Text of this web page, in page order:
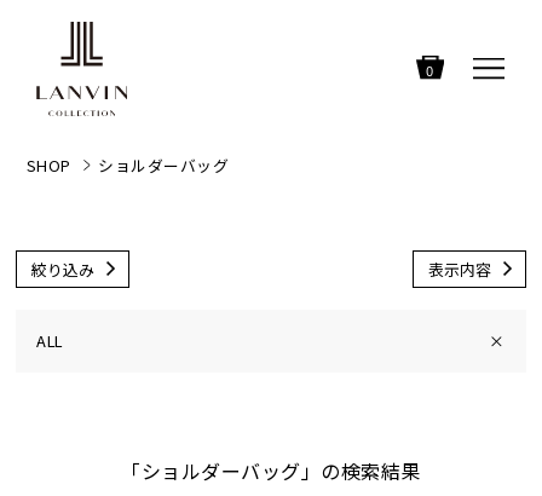
0
SHOP ショルダーバッグ
絞り込み 表示内容
ALL ×
「ショルダーバッグ」の検索結果